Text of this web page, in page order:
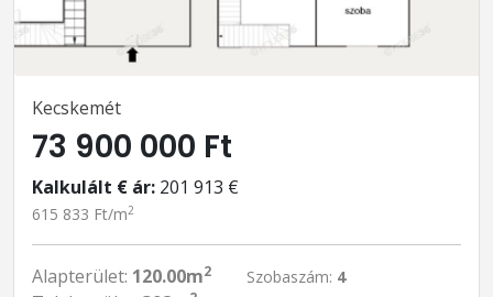
Kecskemét
73 900 000 Ft
Kalkulált € ár: 201 913 €
615 833 Ft/m2
Alapterület: 120.00m2 Szobaszám: 4